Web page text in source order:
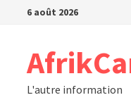
Passer6 août 2026
L'autre information